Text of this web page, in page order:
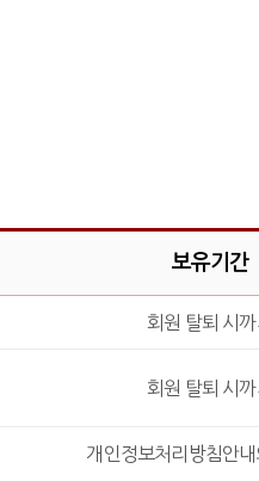
보유기간
회원 탈퇴 시까
회원 탈퇴 시까
개인정보처리방침안